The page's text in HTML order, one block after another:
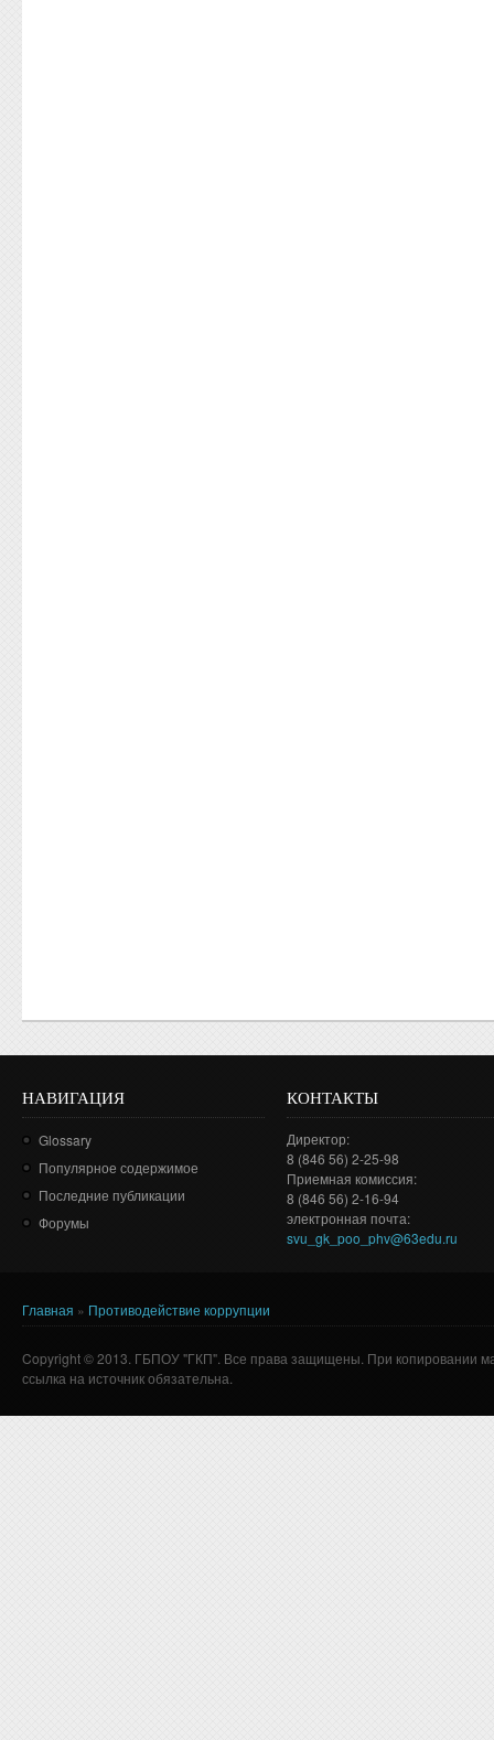
НАВИГАЦИЯ
Glossary
Популярное содержимое
Последние публикации
Форумы
КОНТАКТЫ
Директор:
8 (846 56) 2-25-98
Приемная комиссия:
8 (846 56) 2-16-94
электронная почта:
svu_gk_poo_phv@63edu.ru
Вы здесь
Главная » Противодействие коррупции
Copyright © 2013. ГБПОУ "ГКП". Все права защищены. При копировании
ссылка на источник обязательна.